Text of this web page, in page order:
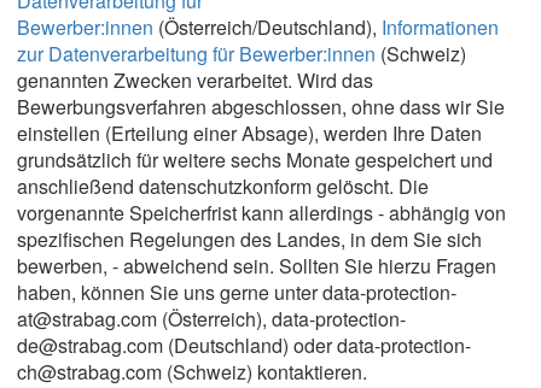
Bewerber:innen (Österreich/Deutschland), Informationen
zur Datenverarbeitung für Bewerber:innen (Schweiz)
genannten Zwecken verarbeitet. Wird das
Bewerbungsverfahren abgeschlossen, ohne dass wir Sie
einstellen (Erteilung einer Absage), werden Ihre Daten
grundsätzlich für weitere sechs Monate gespeichert und
anschließend datenschutzkonform gelöscht. Die
vorgenannte Speicherfrist kann allerdings - abhängig von
spezifischen Regelungen des Landes, in dem Sie sich
bewerben, - abweichend sein. Sollten Sie hierzu Fragen
haben, können Sie uns gerne unter data-protection-
at@strabag.com (Österreich), data-protection-
de@strabag.com (Deutschland) oder data-protection-
ch@strabag.com (Schweiz) kontaktieren.